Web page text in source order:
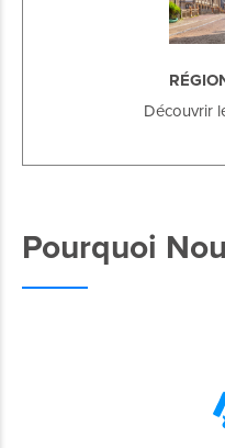
Découvrir
Pourquoi